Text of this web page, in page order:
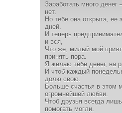
Заработать много
нет.
Но тебе она открыта, ее
дней.
И теперь
и вся,
Что же, милый мой
принять пора.
Я желаю тебе денег, на
И чтоб каждый
долю свою.
Больше счастья в этом
огромнейшей любви.
Чтоб друзья всегда
помогать могли.